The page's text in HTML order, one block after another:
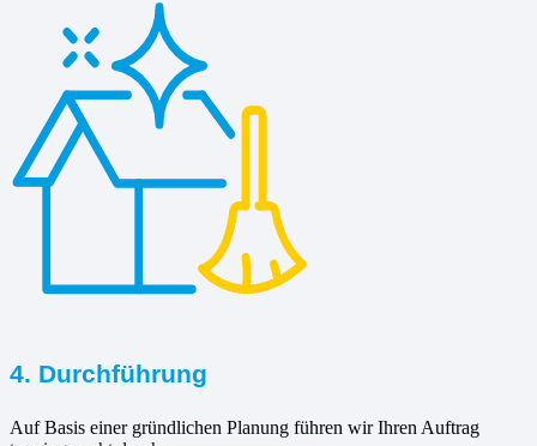
4. Durchführung
Auf Basis einer gründlichen Planung führen wir Ihren Auftrag